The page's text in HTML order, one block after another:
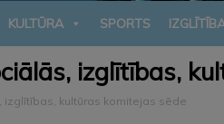
KULTŪRA SPORTS
izglītības,
izglītības, kultūras komitejas sēde